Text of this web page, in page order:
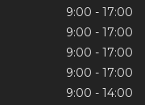
9:00 - 17:00
9:00 - 17:00
9:00 - 17:00
9:00 - 17:00
9:00 - 14:00